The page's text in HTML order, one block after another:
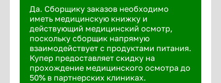
Да. Сборщику заказов необходимо
иметь медицинскую книжку и
действующий медицинский осмотр,
поскольку сборщик напрямую
взаимодействует с продуктами питания.
Купер предоставляет скидку на
прохождение медицинского осмотра до
50% в партнерских клиниках.